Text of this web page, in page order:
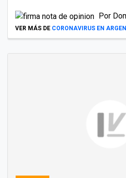
Por
VER MÁS DE CORONAVIRUS EN